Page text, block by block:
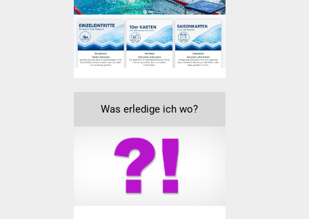
Familien
Familientreff
Schülerferienprogramm
Migration und Integration
Freundeskreis Asyl
Was erledige ich wo?